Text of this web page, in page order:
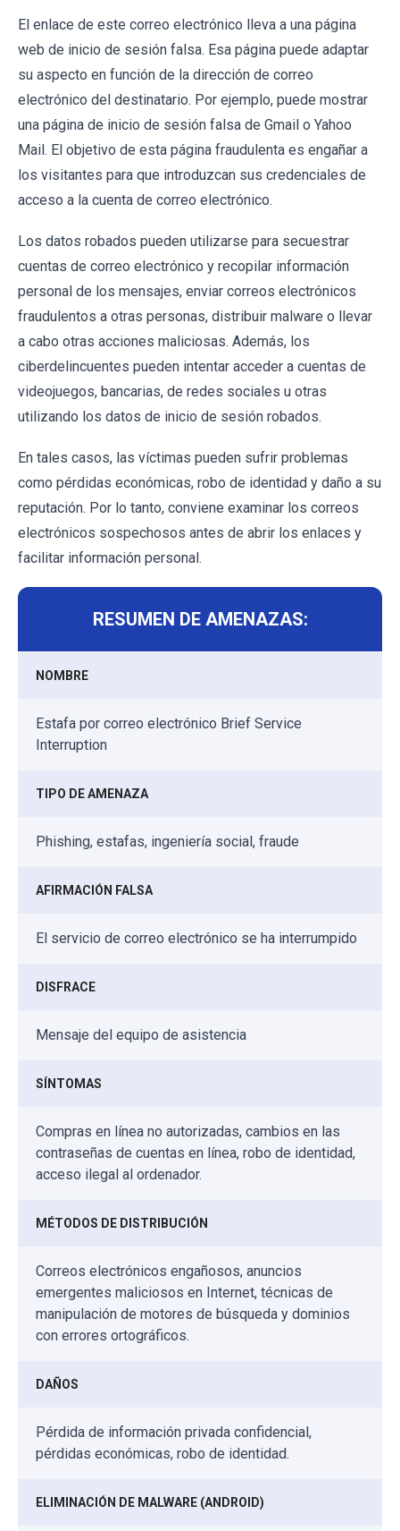
El enlace de este correo electrónico lleva a una página
web de inicio de sesión falsa. Esa página puede adaptar
su aspecto en función de la dirección de correo
electrónico del destinatario. Por ejemplo, puede mostrar
una página de inicio de sesión falsa de Gmail o Yahoo
Mail. El objetivo de esta página fraudulenta es engañar a
los visitantes para que introduzcan sus credenciales de
acceso a la cuenta de correo electrónico.
Los datos robados pueden utilizarse para secuestrar
cuentas de correo electrónico y recopilar información
personal de los mensajes, enviar correos electrónicos
fraudulentos a otras personas, distribuir malware o llevar
a cabo otras acciones maliciosas. Además, los
ciberdelincuentes pueden intentar acceder a cuentas de
videojuegos, bancarias, de redes sociales u otras
utilizando los datos de inicio de sesión robados.
En tales casos, las víctimas pueden sufrir problemas
como pérdidas económicas, robo de identidad y daño a su
reputación. Por lo tanto, conviene examinar los correos
electrónicos sospechosos antes de abrir los enlaces y
facilitar información personal.
RESUMEN DE AMENAZAS:
NOMBRE
Estafa por correo electrónico Brief Service
Interruption
TIPO DE AMENAZA
Phishing, estafas, ingeniería social, fraude
AFIRMACIÓN FALSA
El servicio de correo electrónico se ha interrumpido
DISFRACE
Mensaje del equipo de asistencia
SÍNTOMAS
Compras en línea no autorizadas, cambios en las
contraseñas de cuentas en línea, robo de identidad,
acceso ilegal al ordenador.
MÉTODOS DE DISTRIBUCIÓN
Correos electrónicos engañosos, anuncios
emergentes maliciosos en Internet, técnicas de
manipulación de motores de búsqueda y dominios
con errores ortográficos.
DAÑOS
Pérdida de información privada confidencial,
pérdidas económicas, robo de identidad.
ELIMINACIÓN DE MALWARE (ANDROID)